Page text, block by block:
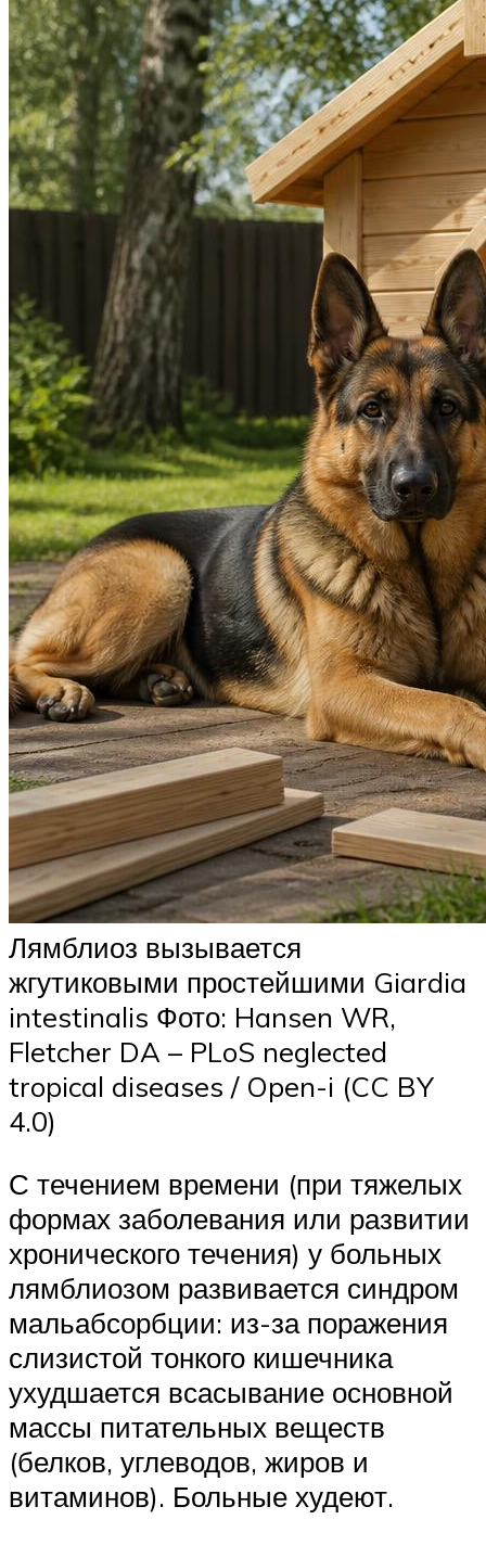
Лямблиоз вызывается
жгутиковыми простейшими Giardia
intestinalis Фото: Hansen WR,
Fletcher DA – PLoS neglected
tropical diseases / Open-i (CC BY
4.0)
С течением времени (при тяжелых
формах заболевания или развитии
хронического течения) у больных
лямблиозом развивается синдром
мальабсорбции: из-за поражения
слизистой тонкого кишечника
ухудшается всасывание основной
массы питательных веществ
(белков, углеводов, жиров и
витаминов). Больные худеют.